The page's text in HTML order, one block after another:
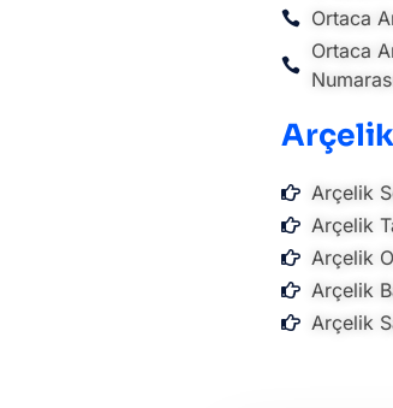
Ortaca
Ortaca
Arçelik
Arçelik
Arçelik
Arçelik
Arçelik